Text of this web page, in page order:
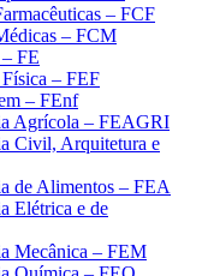
– FCF
– FCM
FE
– FEF
– FEnf
Agrícola – FEAGRI
Civil, Arquitetura e
de Alimentos – FEA
Elétrica e de
Mecânica – FEM